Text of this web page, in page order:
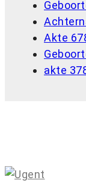
Akte
akte